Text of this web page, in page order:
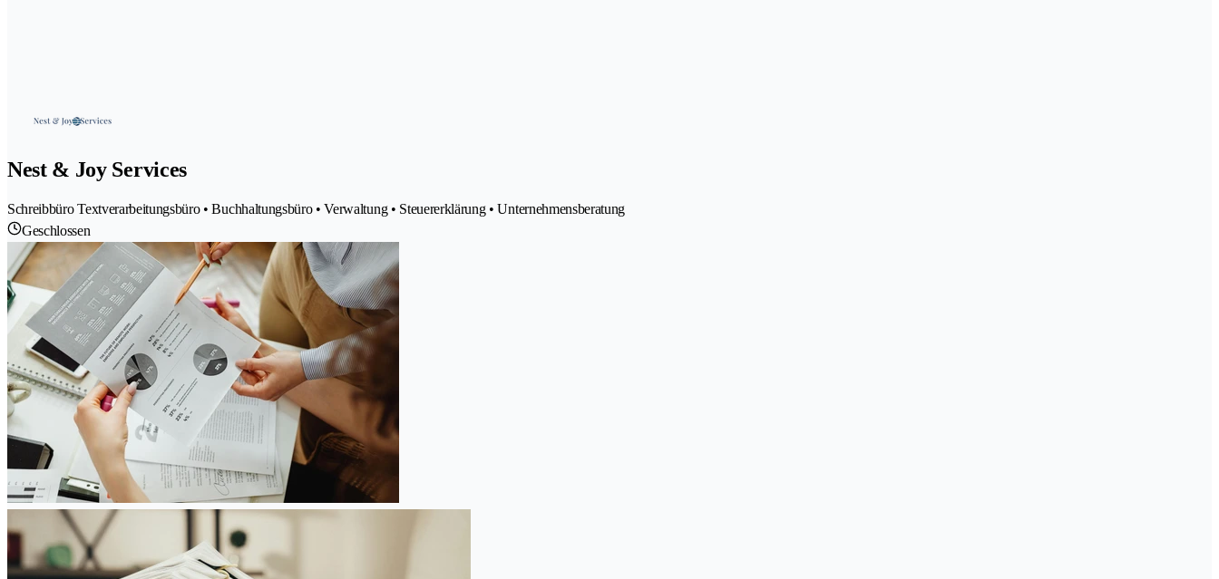
Nest & Joy Services
Schreibbüro Textverarbeitungsbüro • Buchhaltungsbüro • Verwaltung • Steuererklärung • Unternehmensberatung
Geschlossen